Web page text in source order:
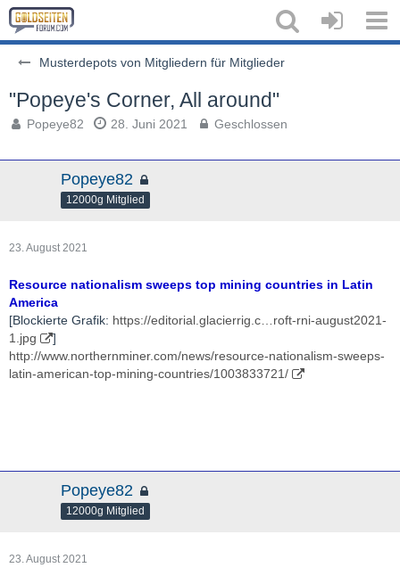
Musterdepots von Mitgliedern für Mitglieder
"Popeye's Corner, All around"
Popeye82 28. Juni 2021 Geschlossen
Popeye82
12000g Mitglied
23. August 2021
Resource nationalism sweeps top mining countries in Latin
America
[Blockierte Grafik: https://editorial.glacierrig.c…roft-rni-august2021-
1.jpg
]
http://www.northernminer.com/news/resource-nationalism-sweeps-
latin-american-top-mining-countries/1003833721/
Popeye82
12000g Mitglied
23. August 2021